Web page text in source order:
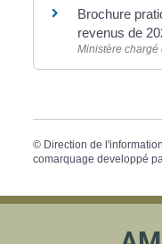
Brochure
revenus de
Ministère chargé
© Direction de
comarquage developpé